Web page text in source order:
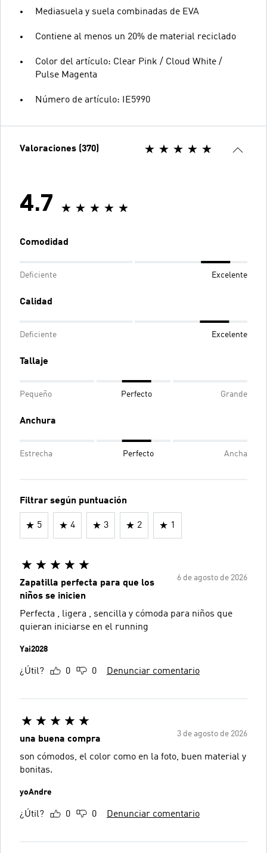
Mediasuela y suela combinadas de EVA
Contiene al menos un 20% de material reciclado
Color del artículo: Clear Pink / Cloud White /
Pulse Magenta
Número de artículo: IE5990
Valoraciones (370)
4.7
Comodidad
Deficiente Excelente
Calidad
Deficiente Excelente
Tallaje
Pequeño Perfecto Grande
Anchura
Estrecha Perfecto Ancha
Filtrar según puntuación
5 4 3 2 1
6 de agosto de 2026
Zapatilla perfecta para que los
niños se inicien
Perfecta , ligera , sencilla y cómoda para niños que
quieran iniciarse en el running
Yai2028
¿Útil? 0 0 Denunciar comentario
3 de agosto de 2026
una buena compra
son cómodos, el color como en la foto, buen material y
bonitas.
yoAndre
¿Útil? 0 0 Denunciar comentario